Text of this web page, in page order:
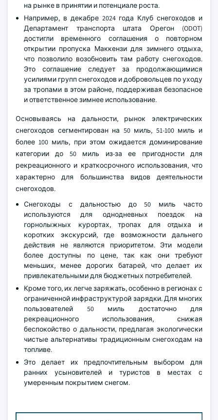
на рынке в принятии и потенциале роста.
Например, в декабре 2024 года Клуб снегоходов и
Департамент транспорта штата Орегон (ODOT)
достигли временного соглашения о повторном
открытии пропуска Маккензи для зимнего отдыха,
что позволило возобновить там работу снегоходов.
Это соглашение следует за продолжающимися
усилиями групп снегоходов и добровольцев по уходу
за тропами в этом районе, поддерживая безопасное
и ответственное зимнее использование.
Основываясь на дальности, рынок электрических
снегоходов сегментирован на 50 миль, 51-100 миль и
более 100 миль, при этом ожидается доминирование
категории до 50 миль из-за ее пригодности для
рекреационного и краткосрочного использования, что
характерно для большинства видов деятельности
снегоходов.
Снегоходы с дальностью до 50 миль часто
используются для однодневных поездок на
горнолыжных курортах, тропах для отдыха и
коротких экскурсий, где возможности дальнего
действия не являются приоритетом. Эти модели
более доступны по цене, так как они требуют
меньших, менее дорогих батарей, что делает их
привлекательными для бюджетных потребителей.
Кроме того, их легче заряжать, особенно в регионах с
ограниченной инфраструктурой зарядки. Для многих
пользователей 50 миль достаточно для
рекреационного использования, снижая
беспокойство о дальности, предлагая экологически
чистые альтернативы традиционным снегоходам на
топливе.
Это делает их предпочтительным выбором для
ранних усыновителей и туристов в местах с
умеренным покрытием снегом.